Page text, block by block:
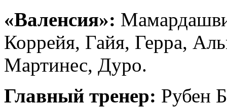
«Валенсия»:
Коррейя, Гайя, Герра,
Мартинес, Дуро.
Главный тренер: Рубен